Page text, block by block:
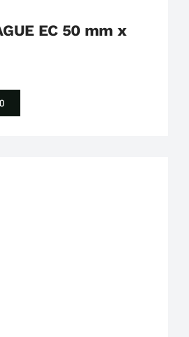
EC 50 mm x